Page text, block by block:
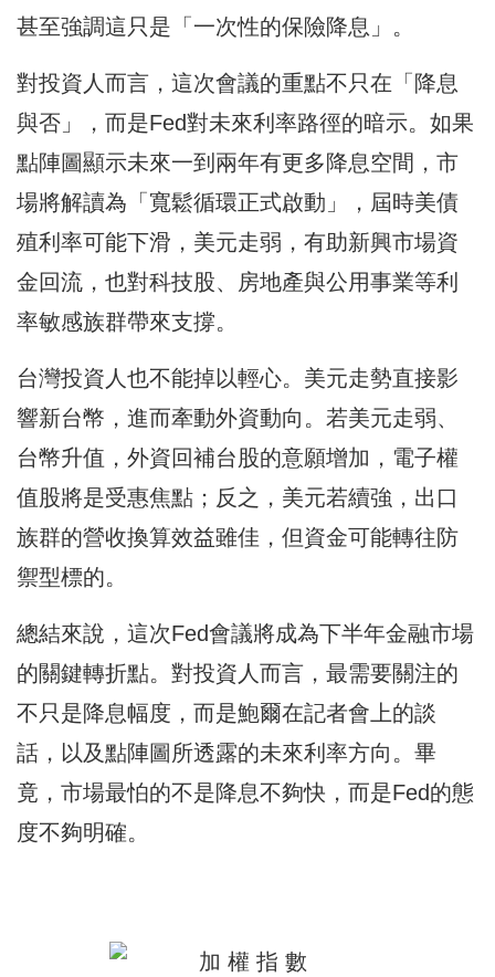
甚至強調這只是「一次性的保險降息」。
對投資人而言，這次會議的重點不只在「降息
與否」，而是Fed對未來利率路徑的暗示。如果
點陣圖顯示未來一到兩年有更多降息空間，市
場將解讀為「寬鬆循環正式啟動」，屆時美債
殖利率可能下滑，美元走弱，有助新興市場資
金回流，也對科技股、房地產與公用事業等利
率敏感族群帶來支撐。
台灣投資人也不能掉以輕心。美元走勢直接影
響新台幣，進而牽動外資動向。若美元走弱、
台幣升值，外資回補台股的意願增加，電子權
值股將是受惠焦點；反之，美元若續強，出口
族群的營收換算效益雖佳，但資金可能轉往防
禦型標的。
總結來說，這次Fed會議將成為下半年金融市場
的關鍵轉折點。對投資人而言，最需要關注的
不只是降息幅度，而是鮑爾在記者會上的談
話，以及點陣圖所透露的未來利率方向。畢
竟，市場最怕的不是降息不夠快，而是Fed的態
度不夠明確。